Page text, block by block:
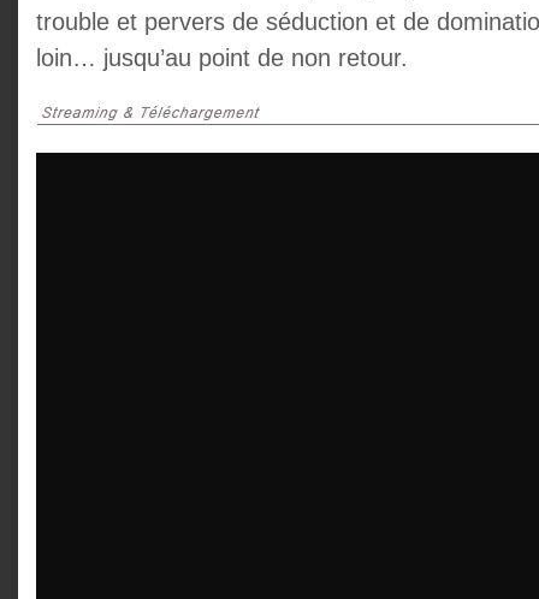
trouble et pervers de séduction et de
loin… jusqu’au point de non retour.